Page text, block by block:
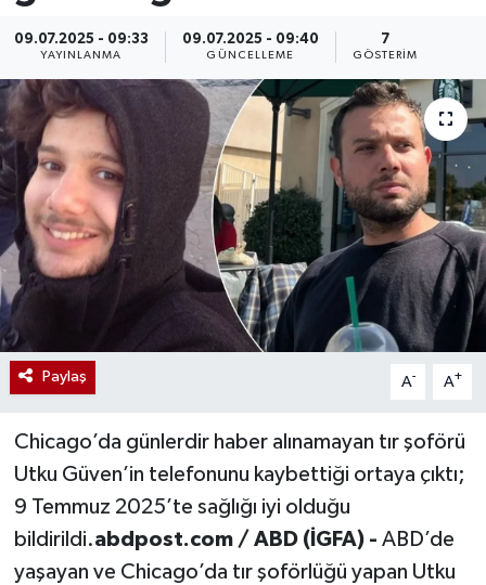
09.07.2025 - 09:33
YAYINLANMA
09.07.2025 - 09:40
GÜNCELLEME
7
GÖSTERIM
Paylaş A- A+
Chicago’da günlerdir haber alınamayan tır şoförü
Utku Güven’in telefonunu kaybettiği ortaya çıktı;
9 Temmuz 2025’te sağlığı iyi olduğu
bildirildi.abdpost.com / ABD (İGFA) - ABD’de
yaşayan ve Chicago’da tır şoförlüğü yapan Utku
TÜRKİYE